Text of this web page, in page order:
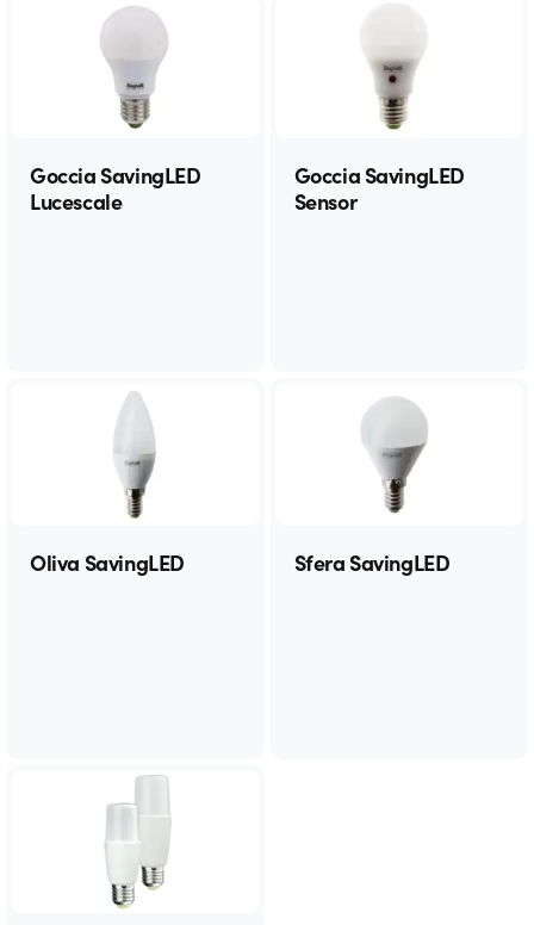
Goccia SavingLED
Lucescale
Goccia SavingLED
Sensor
Oliva SavingLED Sfera SavingLED